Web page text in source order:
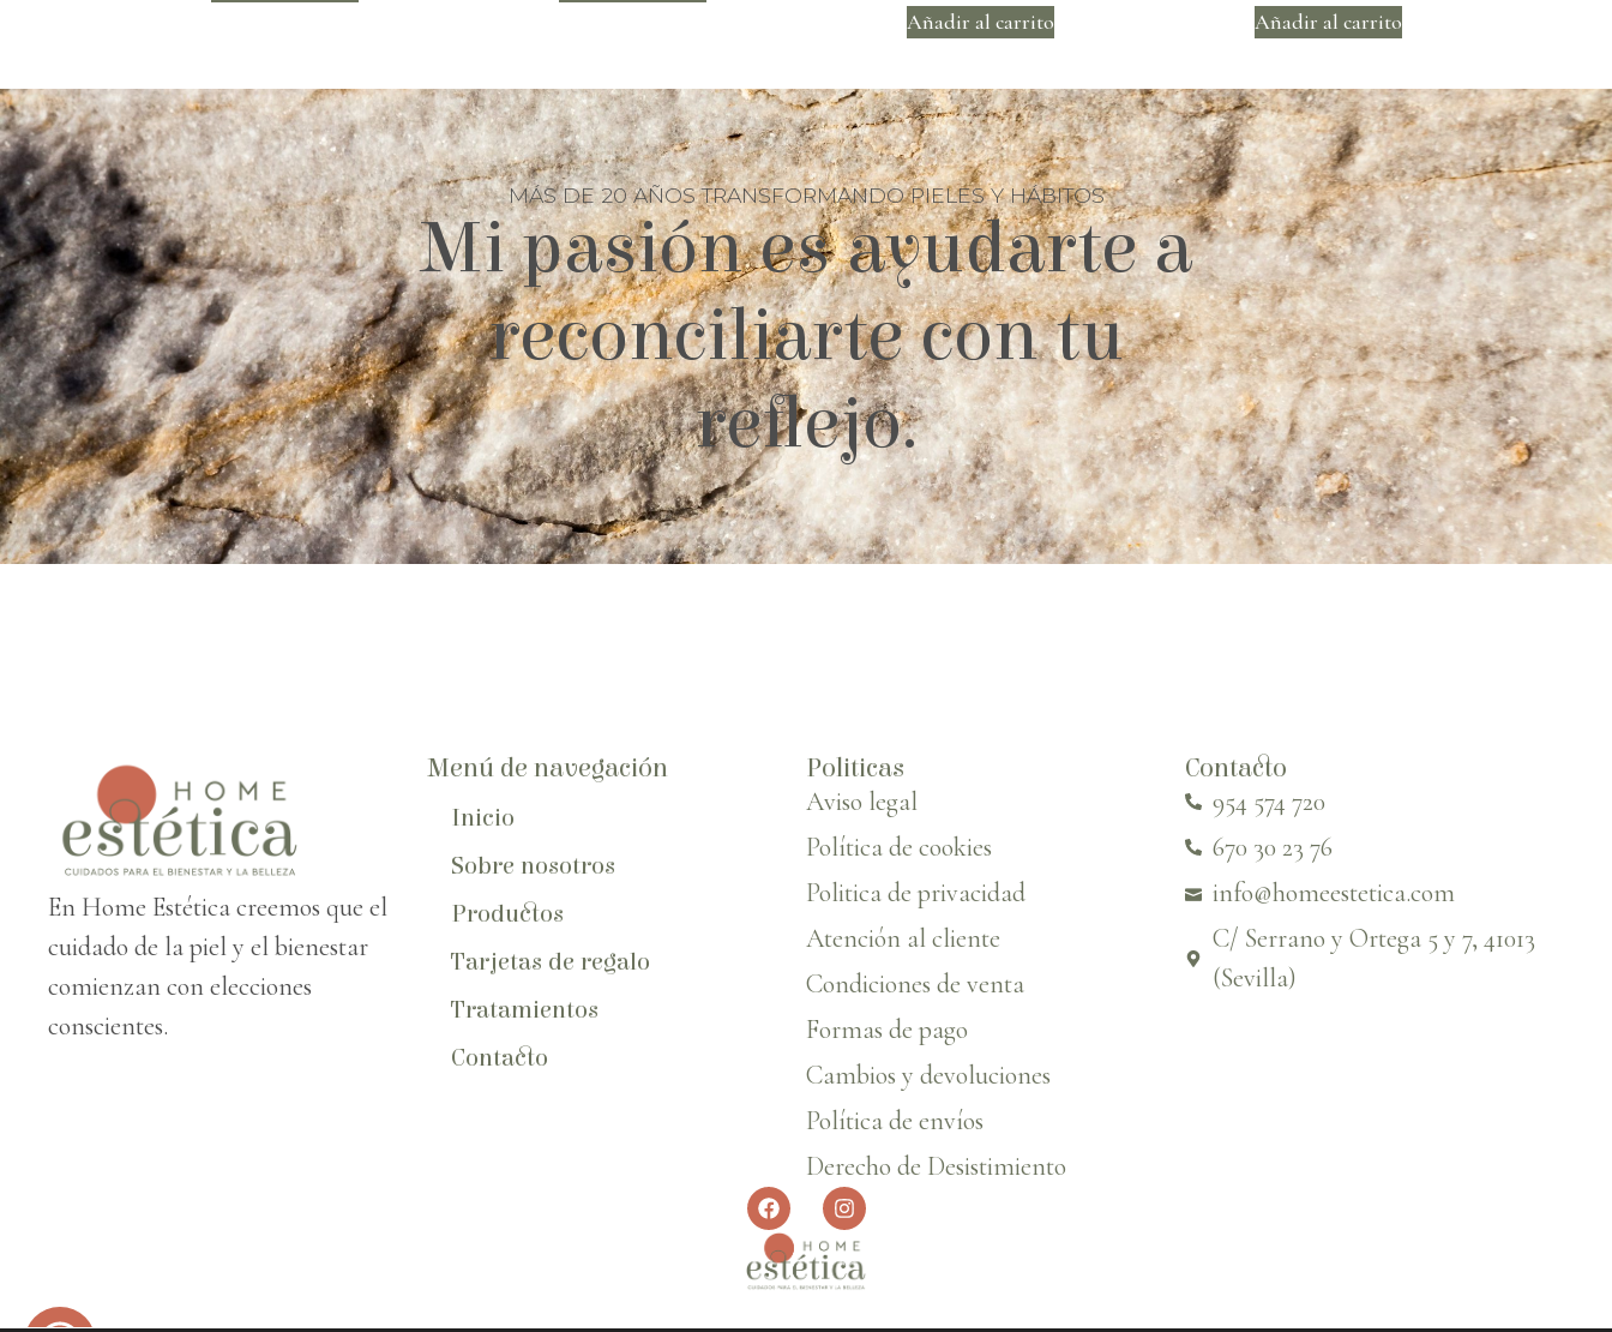
Añadir al carrito Añadir al carrito
MÁS DE 20 AÑOS TRANSFORMANDO PIELES Y HÁBITOS
Mi pasión es ayudarte a
reconciliarte con tu
reflejo.
En Home Estética creemos que el
cuidado de la piel y el bienestar
comienzan con elecciones
conscientes.
Menú de navegación
Inicio
Sobre nosotros
Productos
Tarjetas de regalo
Tratamientos
Contacto
Politicas
Aviso legal
Política de cookies
Politica de privacidad
Atención al cliente
Condiciones de venta
Formas de pago
Cambios y devoluciones
Política de envíos
Derecho de Desistimiento
Contacto
954 574 720
670 30 23 76
info@homeestetica.com
C/ Serrano y Ortega 5 y 7, 41013
(Sevilla)